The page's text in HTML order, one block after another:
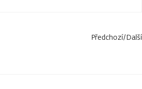
Předchozí/Další